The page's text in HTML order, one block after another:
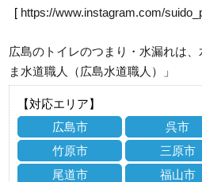
[ https://www.instagram.com/
広島のトイレのつまり・水漏れは
ま水道職人（広島水道職人）」
【対応エリア】
広島市
呉市
竹原市
三原市
尾道市
福山市